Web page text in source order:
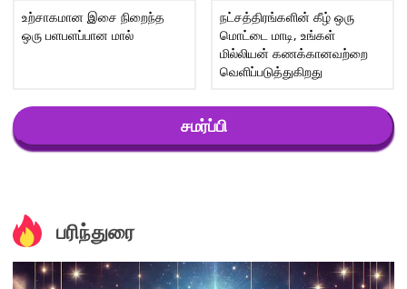
உற்சாகமான இசை நிறைந்த
ஒரு பளபளப்பான மால்
நட்சத்திரங்களின் கீழ் ஒரு
மொட்டை மாடி, உங்கள்
மில்லியன் கணக்கானவற்றை
வெளிப்படுத்துகிறது
சமர்ப்பி
பரிந்துரை